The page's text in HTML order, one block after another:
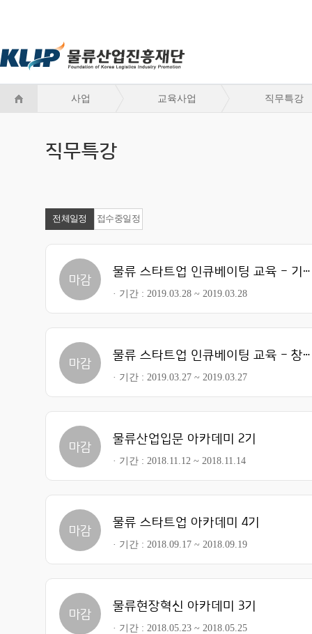
사업 교육사업 직무특강
직무특강
전체일정 접수중일정
마감 물류 스타트업 인큐베이팅 교육 - 기업가정신 특강
기간 2019.03.28 ~ 2019.03.28
마감 물류 스타트업 인큐베이팅 교육 - 창업 사례
기간 2019.03.27 ~ 2019.03.27
마감 물류산업입문 아카데미 2기
기간 2018.11.12 ~ 2018.11.14
마감 물류 스타트업 아카데미 4기
기간 2018.09.17 ~ 2018.09.19
마감 물류현장혁신 아카데미 3기
기간 2018.05.23 ~ 2018.05.25